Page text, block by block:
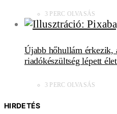
3 PERC OLVASÁS
Újabb hőhullám érkezik,
riadókészültség lépett
3 PERC OLVASÁS
HIRDETÉS